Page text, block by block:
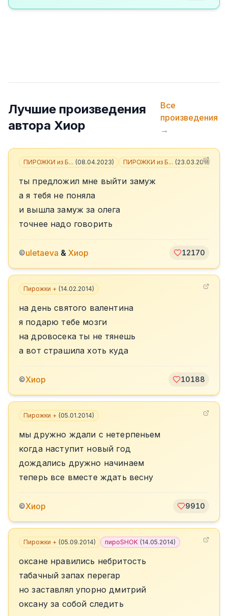
Лучшие произведения
автора Хиор
Все
произведения
→
ПИРОЖКИ из Б... (08.04.2023) ПИРОЖКИ из Б... (23.03.2018
ты предложил мне выйти замуж
а я тебя не поняла
и вышла замуж за олега
точнее надо говорить
©uletaeva & Хиор 12170
Пирожки + (14.02.2014)
на день святого валентина
я подарю тебе мозги
на дровосека ты не тянешь
а вот страшила хоть куда
©Хиор 10188
Пирожки + (05.01.2014)
мы дружно ждали с нетерпеньем
когда наступит новый год
дождались дружно начинаем
теперь все вместе ждать весну
©Хиор 9910
Пирожки + (05.09.2014) пироSHOK (14.05.2014)
оксане нравились небритость
табачный запах перегар
но заставлял упорно дмитрий
оксану за собой следить